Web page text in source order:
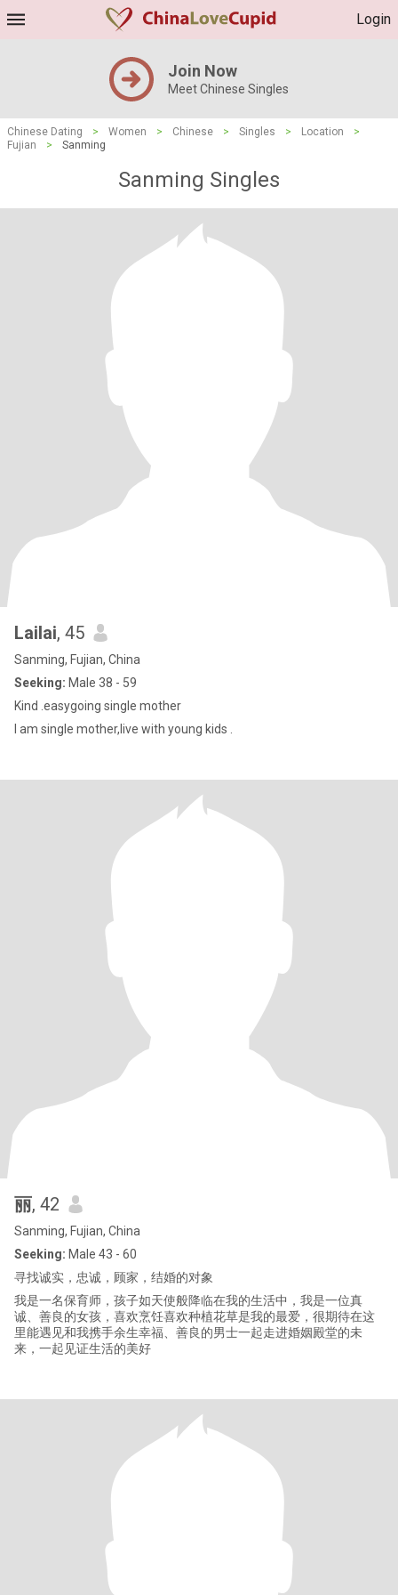
Login
Join Now
Meet Chinese Singles
Chinese Dating > Women > Chinese > Singles > Location
>
Fujian
> Sanming
Sanming Singles
Lailai, 45
Sanming, Fujian, China
Seeking: Male 38 - 59
Kind .easygoing single mother
I am single mother,live with young kids .
丽, 42
Sanming, Fujian, China
Seeking: Male 43 - 60
寻找诚实，忠诚，顾家，结婚的对象
我是一名保育师，孩子如天使般降临在我的生活中，我是一位真
诚、善良的女孩，喜欢烹饪喜欢种植花草是我的最爱，很期待在这
里能遇见和我携手余生幸福、善良的男士一起走进婚姻殿堂的未
来，一起见证生活的美好